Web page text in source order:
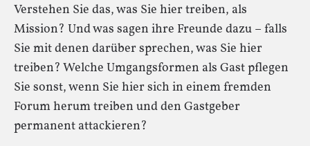
Verstehen Sie das, was Sie hier treiben, als
Mission? Und was sagen ihre Freunde dazu – falls
Sie mit denen darüber sprechen, was Sie hier
treiben? Welche Umgangsformen als Gast pflegen
Sie sonst, wenn Sie hier sich in einem fremden
Forum herum treiben und den Gastgeber
permanent attackieren?